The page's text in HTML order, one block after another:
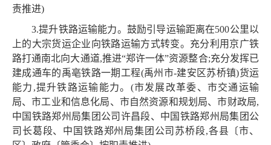
责推进)
3.提升铁路运输能力。鼓励引导运输距离在500公里以
上的大宗货运企业向铁路运输方式转变。充分利用京广铁
路打通南北向大通道,推进“郑许一体”资源整合;充分发挥已
建成通车的禹亳铁路一期工程(禹州市-建安区苏桥镇)货运
能力,提升铁路运输能力。(市发展改革委、市交通运输
局、市工业和信息化局、市自然资源和规划局、市财政局,
中国铁路郑州局集团公司许昌段、中国铁路郑州局集团公
司长葛段、中国铁路郑州局集团公司苏桥段,各县〔市、